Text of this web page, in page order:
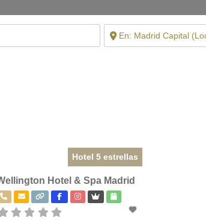
Hotel 5 estrellas
Hotel & Spa Madrid